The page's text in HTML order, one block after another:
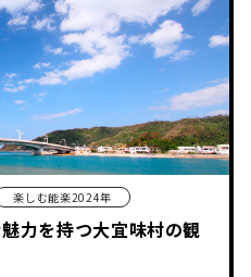
楽しむ能楽2024年
力を持つ大宜味村の観